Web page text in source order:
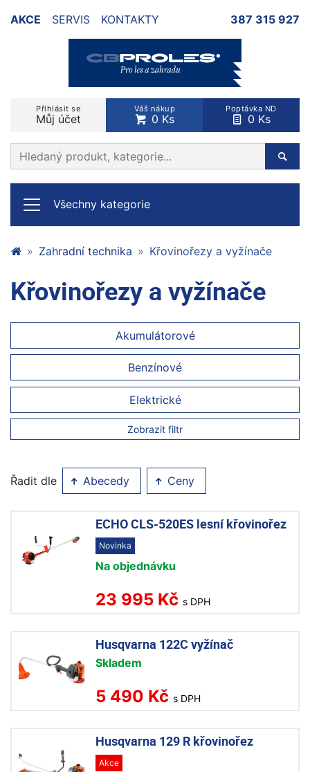
AKCE SERVIS KONTAKTY 387 315 927
Přihlásit se
Můj účet
Váš nákup
0 Ks
Poptávka ND
0 Ks
Prohledat web
Všechny kategorie
Zahradní technika Křovinořezy a vyžínače
Křovinořezy a vyžínače
Akumulátorové
Benzínové
Elektrické
Zobrazit filtr
Řadit dle Abecedy Ceny
ECHO CLS-520ES lesní křovinořez
Novinka
Na objednávku
23 995 Kč s DPH
Husqvarna 122C vyžínač
Skladem
5 490 Kč s DPH
Husqvarna 129 R křovinořez
Akce